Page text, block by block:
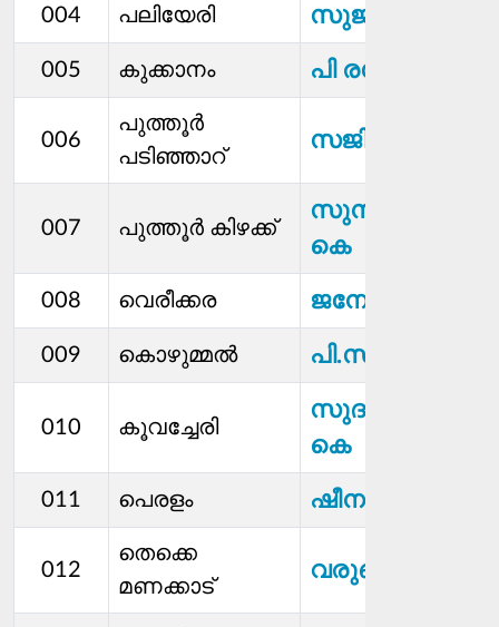
004 പലിയേരി സുജാത പി യു
005 കുക്കാനം പി രമേശൻ
006
പുത്തൂർ
പടിഞ്ഞാറ്
സജിനി കെ
007 പുത്തൂർ കിഴക്ക്
സുനിമോള്‍ എ
കെ
008 വെരീക്കര ജനേഷ് കെ
009 കൊഴുമ്മൽ പി.സുലോചന
010 കൂവച്ചേരി
സുദാമണി ആര്‍
കെ
011 പെരളം ഷീന കെ പി
012
തെക്കെ
മണക്കാട്
വരുൺ ചന്ദ്രൻ